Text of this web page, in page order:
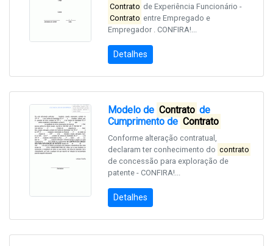
Contrato de Experiência Funcionário -
Contrato entre Empregado e
Empregador . CONFIRA!...
Detalhes
Modelo de Contrato de
Cumprimento de Contrato
Conforme alteração contratual,
declaram ter conhecimento do contrato
de concessão para exploração de
patente - CONFIRA!...
Detalhes